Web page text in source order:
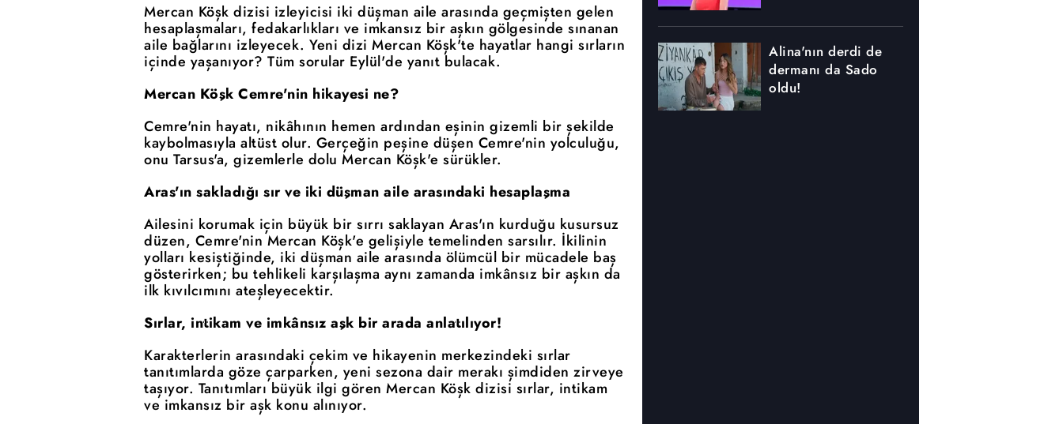
Mercan Köşk dizisi izleyicisi iki düşman aile arasında geçmişten gelen
hesaplaşmaları, fedakarlıkları ve imkansız bir aşkın gölgesinde sınanan
aile bağlarını izleyecek. Yeni dizi Mercan Köşk'te hayatlar hangi sırların
içinde yaşanıyor? Tüm sorular Eylül'de yanıt bulacak.
Mercan Köşk Cemre'nin hikayesi ne?
Cemre'nin hayatı, nikâhının hemen ardından eşinin gizemli bir şekilde
kaybolmasıyla altüst olur. Gerçeğin peşine düşen Cemre'nin yolculuğu,
onu Tarsus'a, gizemlerle dolu Mercan Köşk'e sürükler.
Aras'ın sakladığı sır ve iki düşman aile arasındaki hesaplaşma
Ailesini korumak için büyük bir sırrı saklayan Aras'ın kurduğu kusursuz
düzen, Cemre'nin Mercan Köşk'e gelişiyle temelinden sarsılır. İkilinin
yolları kesiştiğinde, iki düşman aile arasında ölümcül bir mücadele baş
gösterirken; bu tehlikeli karşılaşma aynı zamanda imkânsız bir aşkın da
ilk kıvılcımını ateşleyecektir.
Sırlar, intikam ve imkânsız aşk bir arada anlatılıyor!
Karakterlerin arasındaki çekim ve hikayenin merkezindeki sırlar
tanıtımlarda göze çarparken, yeni sezona dair merakı şimdiden zirveye
taşıyor. Tanıtımları büyük ilgi gören Mercan Köşk dizisi sırlar, intikam
ve imkansız bir aşk konu alınıyor.
Alina'nın derdi de
dermanı da Sado
oldu!